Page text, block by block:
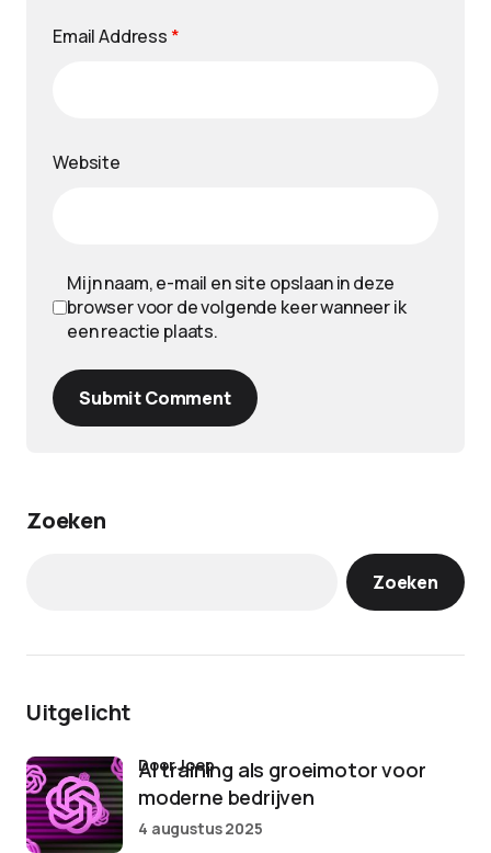
Email Address *
Website
Mijn naam, e-mail en site opslaan in deze
browser voor de volgende keer wanneer ik
een reactie plaats.
Submit Comment
Zoeken
Zoeken
Uitgelicht
AI training als groeimotor voor
moderne bedrijven
door Joep
4 augustus 2025